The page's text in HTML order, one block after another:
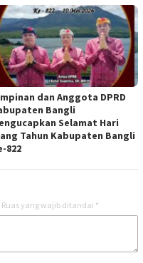
dan Anggota DPRD
Bangli
Selamat Hari
Tahun Kabupaten Bangli
822
Ruas yang wajib ditandai *